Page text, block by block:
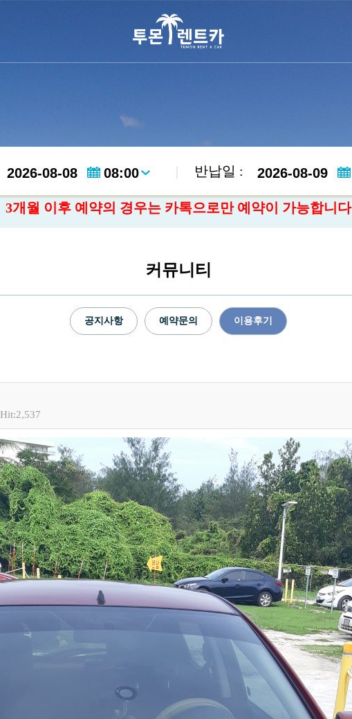
반납일 :
3개월 이후 예약의 경우는 카톡으로만 예약이 가능합니다
커뮤니티
공지사항 예약문의 이용후기
Hit:2,537